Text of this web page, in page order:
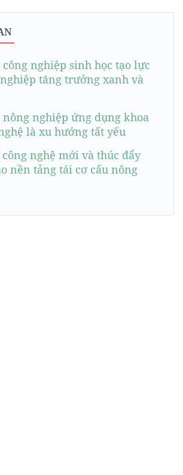
nghiệp sinh học tạo lực
tăng trưởng xanh và
nghiệp ứng dụng khoa
là xu hướng tất yếu
nghệ mới và thúc đẩy
nền tảng tái cơ cấu nông